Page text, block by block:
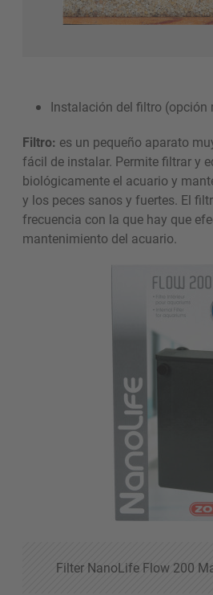
Instalación del filtro (opción
Filtro: es un pequeño aparato
fácil de instalar. Permite filtrar y
biológicamente el acuario y
y los peces sanos y fuertes. El
frecuencia con la que hay que
mantenimiento del acuario.
Filter NanoLife Flow 200